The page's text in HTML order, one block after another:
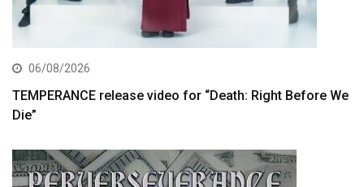
06/08/2026
TEMPERANCE release video for “Death: Right Before We
Die”